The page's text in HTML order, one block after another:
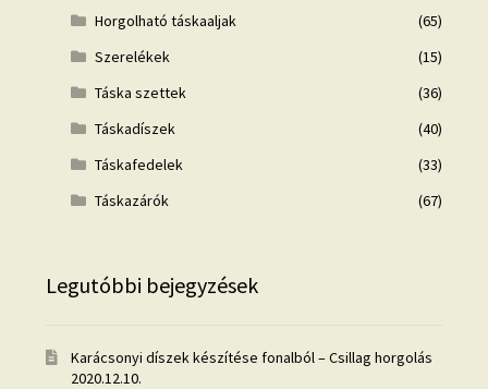
Horgolható táskaaljak
(65)
Szerelékek
(15)
Táska szettek
(36)
Táskadíszek
(40)
Táskafedelek
(33)
Táskazárók
(67)
Legutóbbi bejegyzések
Karácsonyi díszek készítése fonalból – Csillag horgolás
2020.12.10.